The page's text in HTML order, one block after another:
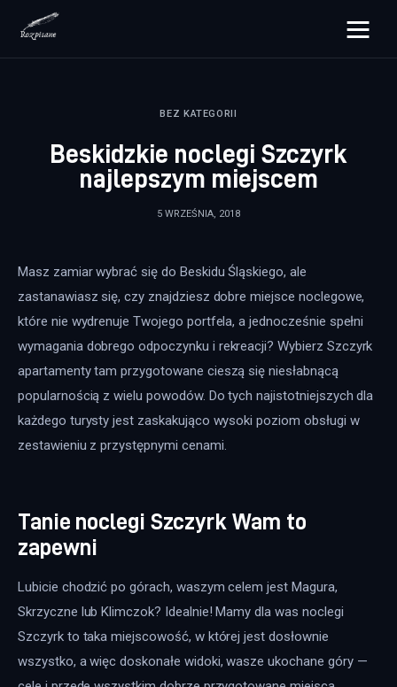
rozpisane.pl
Zdrowie
Więcej
BEZ KATEGORII
Beskidzkie noclegi Szczyrk
najlepszym miejscem
5 WRZEŚNIA, 2018
Masz zamiar wybrać się do Beskidu Śląskiego, ale
zastanawiasz się, czy znajdziesz dobre miejsce noclegowe,
które nie wydrenuje Twojego portfela, a jednocześnie spełni
wymagania dobrego odpoczynku i rekreacji? Wybierz Szczyrk
apartamenty tam przygotowane cieszą się niesłabnącą
popularnością z wielu powodów. Do tych najistotniejszych dla
każdego turysty jest zaskakująco wysoki poziom obsługi w
zestawieniu z przystępnymi cenami.
Tanie noclegi Szczyrk Wam to
zapewni
Lubicie chodzić po górach, waszym celem jest Magura,
Skrzyczne lub Klimczok? Idealnie! Mamy dla was noclegi
Szczyrk to taka miejscowość, w której jest dosłownie
wszystko, a więc doskonałe widoki, wasze ukochane góry —